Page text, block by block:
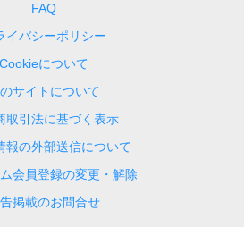
FAQ
イバシーポリシー
Cookieについて
サイトについて
取引法に基づく表示
報の外部送信について
会員登録の変更・解除
掲載のお問合せ